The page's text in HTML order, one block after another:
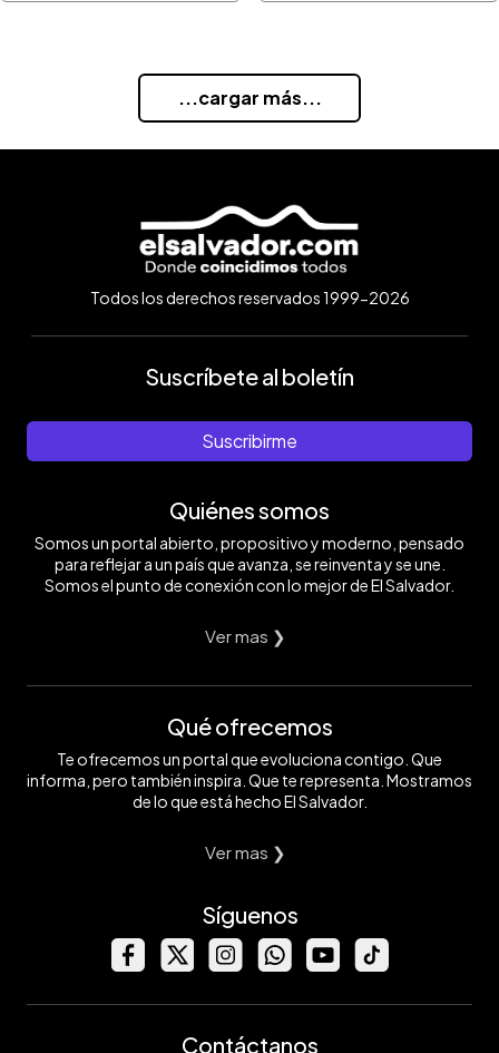
...cargar más...
Todos los derechos reservados 1999-2026
Suscríbete al boletín
Suscribirme
Quiénes somos
Somos un portal abierto, propositivo y moderno, pensado
para reflejar a un país que avanza, se reinventa y se une.
Somos el punto de conexión con lo mejor de El Salvador.
Ver mas ❯
Qué ofrecemos
Te ofrecemos un portal que evoluciona contigo. Que
informa, pero también inspira. Que te representa. Mostramos
de lo que está hecho El Salvador.
Ver mas ❯
Síguenos
Contáctanos